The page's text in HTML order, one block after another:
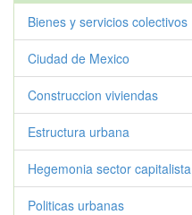
Bienes y servicios colectivos
Ciudad de Mexico
Construccion viviendas
Estructura urbana
Hegemonia sector capitalista
Politicas urbanas